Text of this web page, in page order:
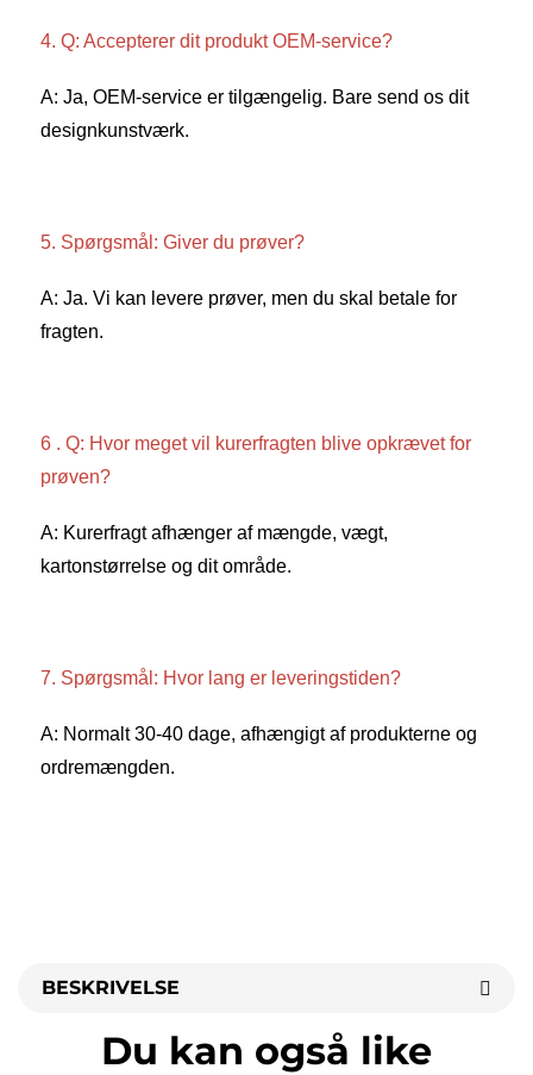
4. Q: Accepterer dit produkt OEM-service?
A: Ja, OEM-service er tilgængelig. Bare send os dit
designkunstværk.
5. Spørgsmål: Giver du prøver?
A: Ja. Vi kan levere prøver, men du skal betale for
fragten.
6 . Q: Hvor meget vil kurerfragten blive opkrævet for
prøven?
A: Kurerfragt afhænger af mængde, vægt,
kartonstørrelse og dit område.
7. Spørgsmål: Hvor lang er leveringstiden?
A: Normalt 30-40 dage, afhængigt af produkterne og
ordremængden.
BESKRIVELSE
Du kan også like